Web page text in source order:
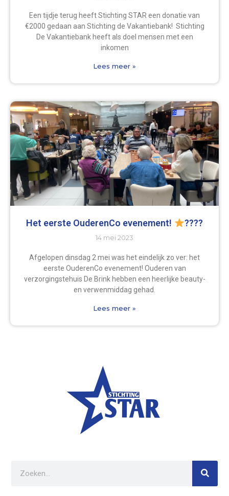
Een tijdje terug heeft Stichting STAR een donatie van
€2000 gedaan aan Stichting de Vakantiebank! Stichting
De Vakantiebank heeft als doel mensen met een
inkomen
Lees meer »
Het eerste OuderenCo evenement! ????
14 mei 2023
Afgelopen dinsdag 2 mei was het eindelijk zo ver: het
eerste OuderenCo evenement! Ouderen van
verzorgingstehuis De Brink hebben een heerlijke beauty-
en verwenmiddag gehad.
Lees meer »